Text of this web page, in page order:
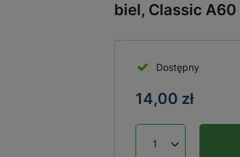
biel, Classic A60
Dostępny
14,00 zł